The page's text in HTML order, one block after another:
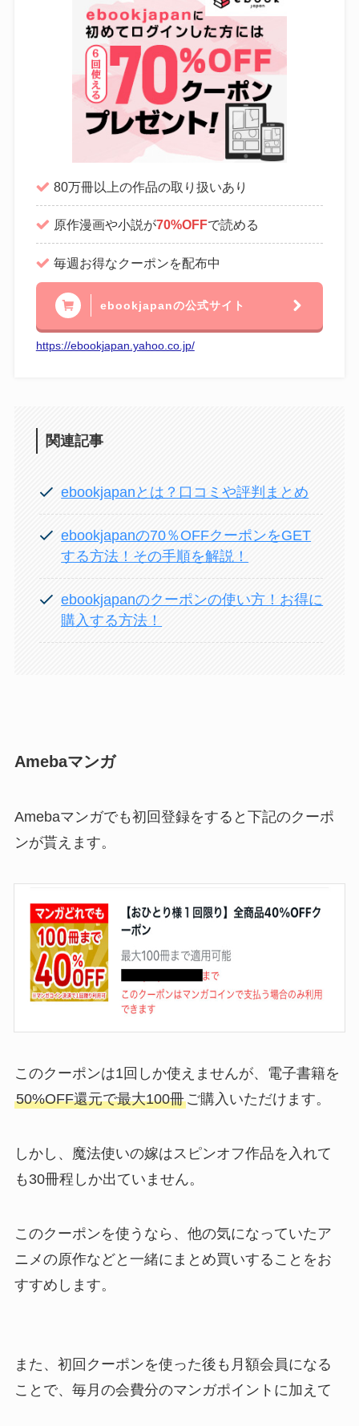
80万冊以上の作品の取り扱いあり
原作漫画や小説が70%OFFで読める
毎週お得なクーポンを配布中
ebookjapanの公式サイト
https://ebookjapan.yahoo.co.jp/
関連記事
ebookjapanとは？口コミや評判まとめ
ebookjapanの70％OFFクーポンをGET
する方法！その手順を解説！
ebookjapanのクーポンの使い方！お得に
購入する方法！
Amebaマンガ
Amebaマンガでも初回登録をすると下記のクーポ
ンが貰えます。
このクーポンは1回しか使えませんが、電子書籍を
50%OFF還元で最大100冊ご購入いただけます。
しかし、魔法使いの嫁はスピンオフ作品を入れて
も30冊程しか出ていません。
このクーポンを使うなら、他の気になっていたア
ニメの原作などと一緒にまとめ買いすることをお
すすめします。
また、初回クーポンを使った後も月額会員になる
ことで、毎月の会費分のマンガポイントに加えて